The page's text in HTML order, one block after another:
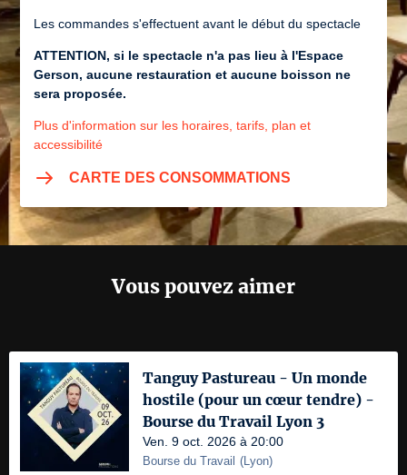
Vous pouvez aimer
Tanguy Pastureau - Un monde
hostile (pour un cœur tendre) -
Bourse du Travail Lyon 3
Ven. 9 oct. 2026 à 20:00
Bourse du Travail ( Lyon)
Les commandes s'effectuent avant le début du spectacle
ATTENTION, si le spectacle n'a pas lieu à l'Espace
Gerson, aucune restauration et aucune boisson ne
sera proposée.
Plus d'information sur les horaires, tarifs, plan et
accessibilité
CARTE DES CONSOMMATIONS